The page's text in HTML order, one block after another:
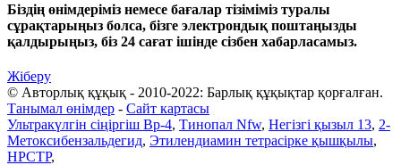
Біздің өнімдеріміз немесе бағалар тізіміміз туралы
сұрақтарыңыз болса, бізге электрондық поштаңызды
қалдырыңыз, біз 24 сағат ішінде сізбен хабарласамыз.
Жіберу
© Авторлық құқық - 2010-2022: Барлық құқықтар қорғалған.
Танымал өнімдер - Сайт картасы
Ультракүлгін сіңіргіш Bp-4, Тинопал Nfw, Негізгі қызыл 13, 2-
Метоксибензальдегид, Этилендиамин тетрасірке қышқылы,
HPCTP,